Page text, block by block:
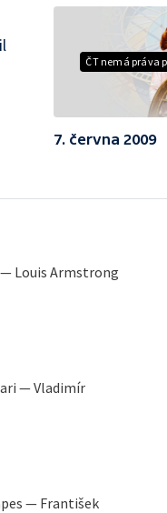
ČT nemá práva
7. června 2009
Louis Armstrong
— Vladimír
— František